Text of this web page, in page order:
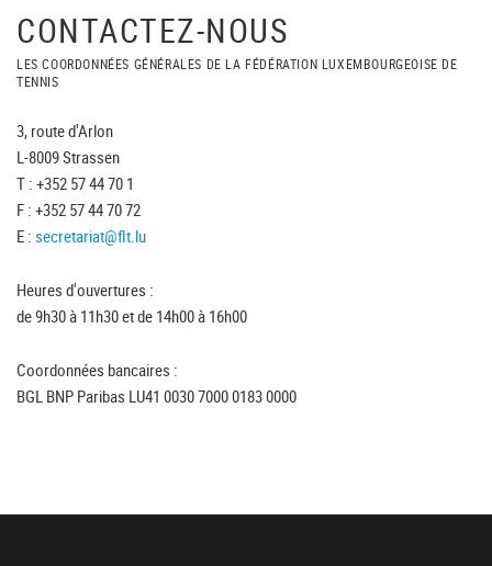
CONTACTEZ-NOUS
LES COORDONNÉES GÉNÉRALES DE LA FÉDÉRATION LUXEMBOURGEOISE DE
TENNIS
3, route d'Arlon
L-8009 Strassen
T : +352 57 44 70 1
F : +352 57 44 70 72
E : secretariat@flt.lu
Heures d'ouvertures :
de 9h30 à 11h30 et de 14h00 à 16h00
Coordonnées bancaires :
BGL BNP Paribas LU41 0030 7000 0183 0000